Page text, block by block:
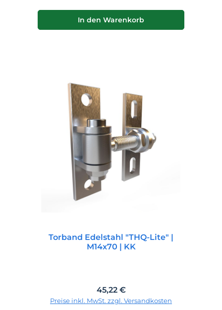
In den Warenkorb
Torband Edelstahl "THQ-Lite" |
M14x70 | KK
Regulärer Preis:
45,22 €
Preise inkl. MwSt. zzgl. Versandkosten